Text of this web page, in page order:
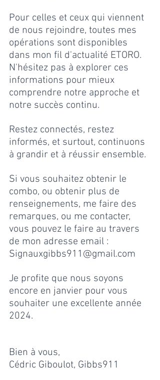
Pour celles et ceux qui viennent
de nous rejoindre, toutes mes
opérations sont disponibles
dans mon fil d'actualité ETORO.
N'hésitez pas à explorer ces
informations pour mieux
comprendre notre approche et
notre succès continu.
Restez connectés, restez
informés, et surtout, continuons
à grandir et à réussir ensemble.
Si vous souhaitez obtenir le
combo, ou obtenir plus de
renseignements, me faire des
remarques, ou me contacter,
vous pouvez le faire au travers
de mon adresse email :
Signauxgibbs911@gmail.com
Je profite que nous soyons
encore en janvier pour vous
souhaiter une excellente année
2024.
Bien à vous,
Cédric Giboulot, Gibbs911